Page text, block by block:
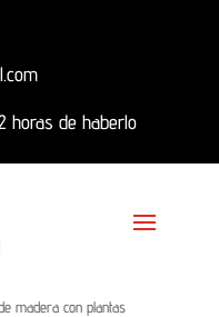
horas de haberlo
madera con plantas